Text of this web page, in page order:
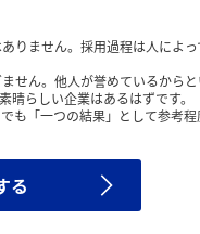
りません。採用過程は人によ
せん。他人が誉めているから
らしい企業はあるはずです。
「一つの結果」として参考程
る